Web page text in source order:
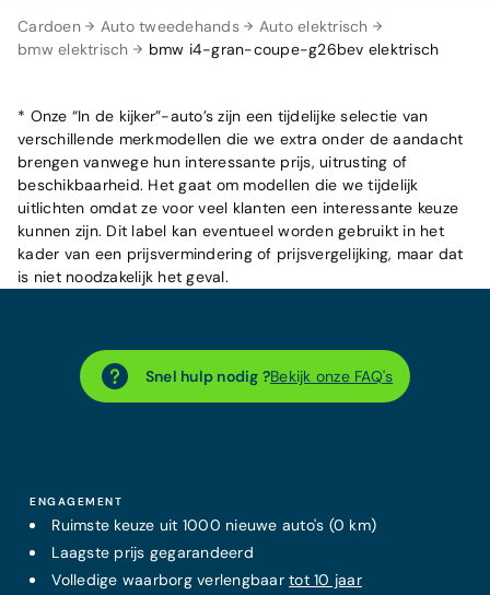
Cardoen Auto tweedehands
Auto elektrisch
bmw elektrisch
bmw i4-gran-coupe-g26bev elektrisch
* Onze “In de kijker”-auto’s zijn een tijdelijke selectie van
verschillende merkmodellen die we extra onder de aandacht
brengen vanwege hun interessante prijs, uitrusting of
beschikbaarheid. Het gaat om modellen die we tijdelijk
uitlichten omdat ze voor veel klanten een interessante keuze
kunnen zijn. Dit label kan eventueel worden gebruikt in het
kader van een prijsvermindering of prijsvergelijking, maar dat
is niet noodzakelijk het geval.
Snel hulp nodig ?Bekijk onze FAQ's
ENGAGEMENT
Ruimste keuze uit 1000 nieuwe auto's (0 km)
Laagste prijs gegarandeerd
Volledige waarborg verlengbaartot 10 jaar